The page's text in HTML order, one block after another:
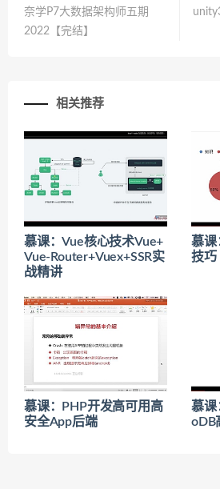
奈学P7大数据架构师五期
2022【完结】
相关推荐
慕课：Vue核心技术Vue+
Vue-Router+Vuex+SSR实
战精讲
慕课
技巧
慕课：PHP开发高可用高
安全App后端
慕课
oDB